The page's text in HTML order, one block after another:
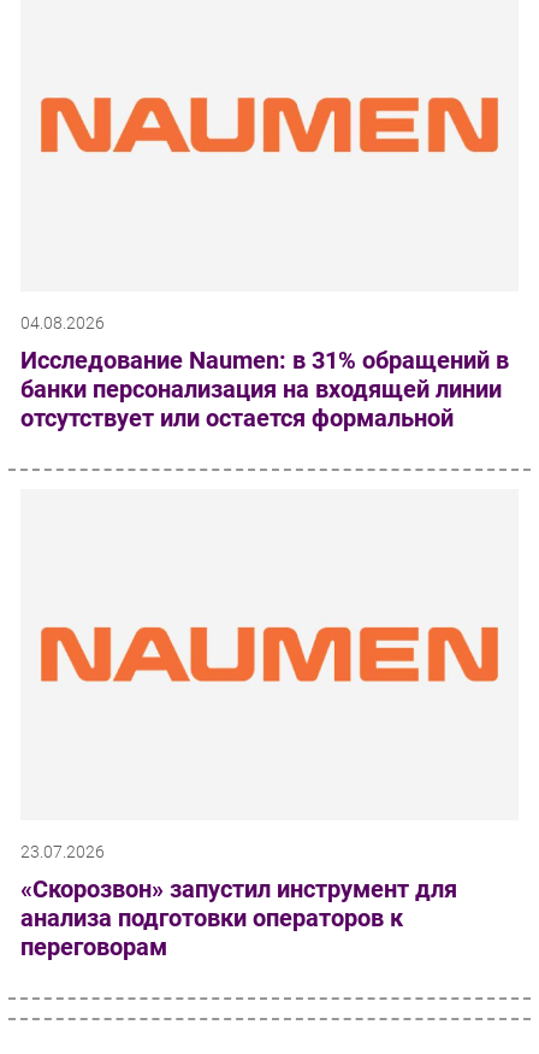
04.08.2026
Исследование Naumen: в 31% обращений в
банки персонализация на входящей линии
отсутствует или остается формальной
23.07.2026
«Скорозвон» запустил инструмент для
анализа подготовки операторов к
переговорам